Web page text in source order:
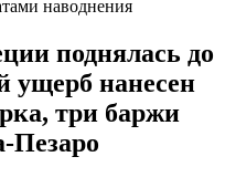
наводнения
поднялась до
ущерб нанесен
три баржи
Пезаро